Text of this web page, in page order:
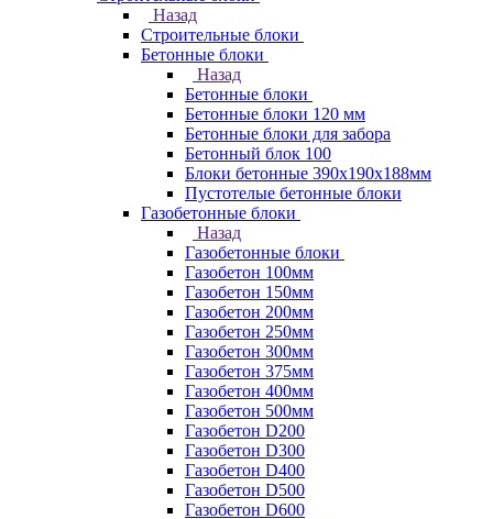
Назад
Строительные блоки
Бетонные блоки
Назад
Бетонные блоки
Бетонные блоки 120 мм
Бетонные блоки для забора
Бетонный блок 100
Блоки бетонные 390х190х188мм
Пустотелые бетонные блоки
Газобетонные блоки
Назад
Газобетонные блоки
Газобетон 100мм
Газобетон 150мм
Газобетон 200мм
Газобетон 250мм
Газобетон 300мм
Газобетон 375мм
Газобетон 400мм
Газобетон 500мм
Газобетон D200
Газобетон D300
Газобетон D400
Газобетон D500
Газобетон D600